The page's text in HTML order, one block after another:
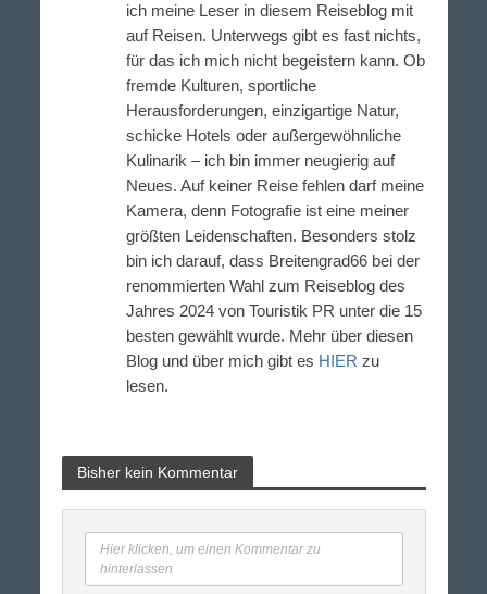
ich meine Leser in diesem Reiseblog mit
auf Reisen. Unterwegs gibt es fast nichts,
für das ich mich nicht begeistern kann. Ob
fremde Kulturen, sportliche
Herausforderungen, einzigartige Natur,
schicke Hotels oder außergewöhnliche
Kulinarik – ich bin immer neugierig auf
Neues. Auf keiner Reise fehlen darf meine
Kamera, denn Fotografie ist eine meiner
größten Leidenschaften. Besonders stolz
bin ich darauf, dass Breitengrad66 bei der
renommierten Wahl zum Reiseblog des
Jahres 2024 von Touristik PR unter die 15
besten gewählt wurde. Mehr über diesen
Blog und über mich gibt es HIER zu
lesen.
Bisher kein Kommentar
Hier klicken, um einen Kommentar zu
hinterlassen